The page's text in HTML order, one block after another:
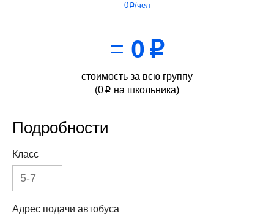
0p/чел
= 0 p
стоимость за всю группу
(0 p на школьника)
Подробности
Класс
Адрес подачи автобуса